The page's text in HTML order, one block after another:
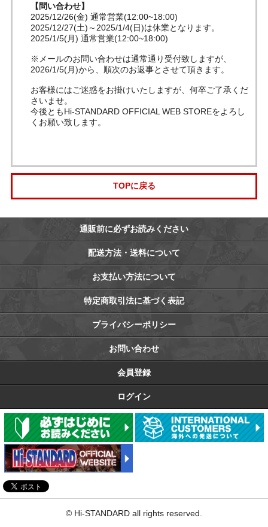
【問い合わせ】
2025/12/26(金) 通常営業(12:00~18:00)
2025/12/27(土)～2025/1/4(日)は休業となります。
2025/1/5(月) 通常営業(12:00~18:00)
※メールのお問い合わせは通常通り受付致しますが、
2026/1/5(月)から、順次のお返事とさせて頂きます。
お客様にはご迷惑をお掛けいたしますが、何卒ご了承くだ
さいませ。
今後ともHi-STANDARD OFFICIAL WEB STOREをよろし
くお願い致します。
TOPに戻る
通販前に必ずお読みください
配送方法・送料について
お支払い方法について
特定商取引法に基づく表記
プライバシーポリシー
お問い合わせ
会員登録
ログイン
© Hi-STANDARD all rights reserved.